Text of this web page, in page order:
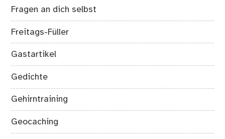
Fragen an dich selbst
Freitags-Füller
Gastartikel
Gedichte
Gehirntraining
Geocaching